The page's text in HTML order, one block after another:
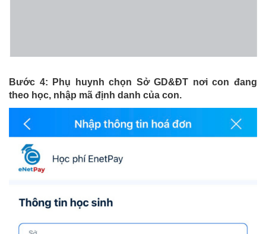
Bước 4: Phụ huynh chọn Sở GD&ĐT nơi con đang
theo học, nhập mã định danh của con.